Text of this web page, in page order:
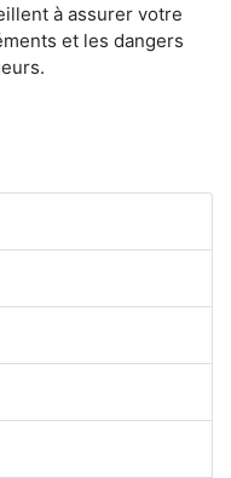
à assurer votre
et les dangers